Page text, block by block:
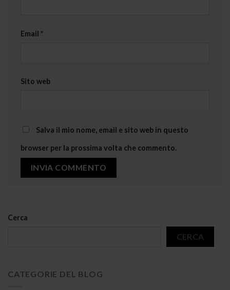
Email *
Sito web
Salva il mio nome, email e sito web in questo
browser per la prossima volta che commento.
Cerca
CERCA
CATEGORIE DEL BLOG